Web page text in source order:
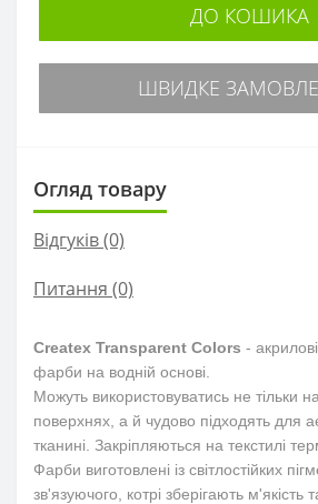
ДО КОШИКА
ШВИДКЕ
Огляд товару
Відгуків (0)
Питання (0)
Createx Transparent Colors -
фарби на водній основі.
Можуть використовуватись не тільки
поверхнях, а й чудово підходять для
тканині. Закріпляються на текстилі
Фарби виготовлені із світлостійких
зв'язуючого, котрі зберігають м'якість